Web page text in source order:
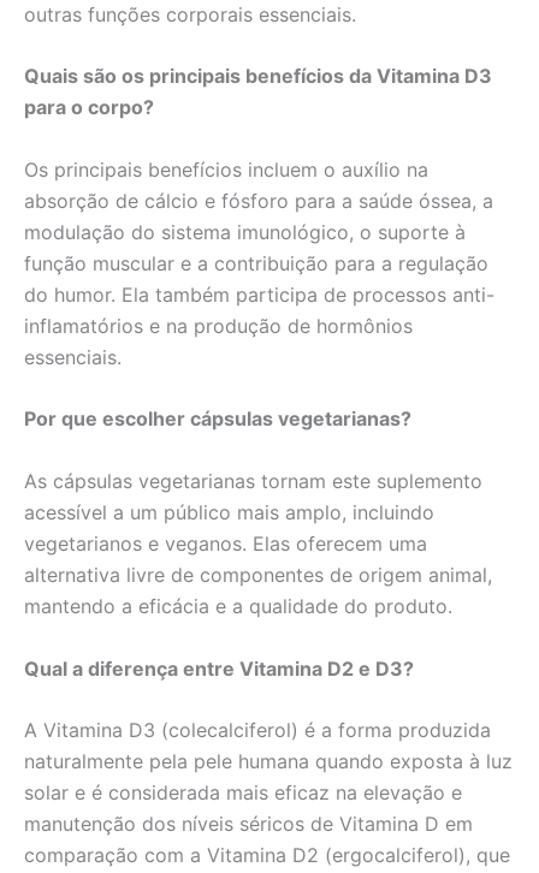
outras funções corporais essenciais.
Quais são os principais benefícios da Vitamina D3
para o corpo?
Os principais benefícios incluem o auxílio na
absorção de cálcio e fósforo para a saúde óssea, a
modulação do sistema imunológico, o suporte à
função muscular e a contribuição para a regulação
do humor. Ela também participa de processos anti-
inflamatórios e na produção de hormônios
essenciais.
Por que escolher cápsulas vegetarianas?
As cápsulas vegetarianas tornam este suplemento
acessível a um público mais amplo, incluindo
vegetarianos e veganos. Elas oferecem uma
alternativa livre de componentes de origem animal,
mantendo a eficácia e a qualidade do produto.
Qual a diferença entre Vitamina D2 e D3?
A Vitamina D3 (colecalciferol) é a forma produzida
naturalmente pela pele humana quando exposta à luz
solar e é considerada mais eficaz na elevação e
manutenção dos níveis séricos de Vitamina D em
comparação com a Vitamina D2 (ergocalciferol), que